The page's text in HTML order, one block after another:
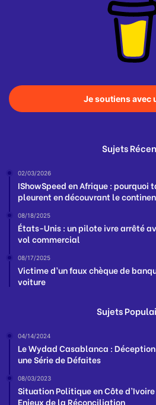
Je soutiens avec
Sujets
02/03/2026
IShowSpeed en Afrique : pourquoi
pleurent en découvrant le
08/18/2025
États-Unis : un pilote ivre arrêté
vol commercial
08/17/2025
Victime d’un faux chèque de
voiture
Sujets
04/14/2024
Le Wydad Casablanca :
une Série de Défaites
08/03/2023
Situation Politique en Côte
Enjeux de la Réconciliation